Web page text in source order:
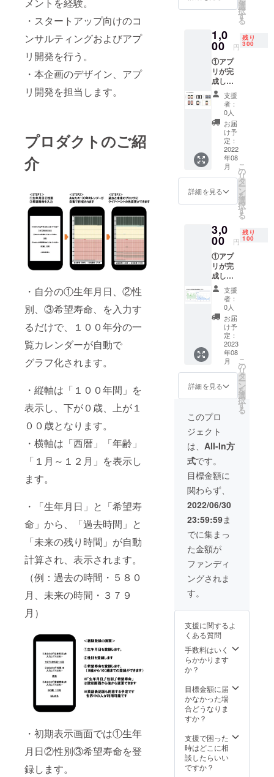
メントを経験。
・スタートアップ向けのコ
ンサルティングおよびアプ
リ開発を行う。
・本企画のデザイン、アプ
リ開発を担当します。
プロダクトのご紹
介
・自分の①生年月日、②性
別、③希望寿命、を入力す
るだけで、１００年分の一
覧カレンダーが自動で
グラフ化されます。
・縦軸は「１００年間」を
表示し、下が０歳、上が１
００歳となります。
・横軸は「西暦」「年齢」
「１月～１２月」を表示し
ます。
・「生年月日」と「希望寿
命」から、「過去時間」と
「未来の残り時間」が自動
計算され、表示されます。
（例：過去の時間・５８０
月、未来の時間・３７９
月）
・初期表示画面では①生年
月日②性別③希望寿命を登
録します。
・本事業の
設計、デザ
イン原案、
運営、を担
当します。
選
択
す
る
1,0
00 円
残り
300
①アプ
リが完
成した
際に、
「お礼
のメー
ル」と
「アプ
リの
URL」
をメー
ルでお
送りし
ます。
②企画
で、試
行錯誤
の過程
がわか
る企画
書の
データ
一式
（PDF
、１０
枚程
度）を
メール
でお送
りしま
す。
支援
者：
0人
お届
け予
定：
2022
年08
月
詳細を見る
こ
の
リ
タ
ー
ン
を
選
択
す
る
3,0
00 円
残り
100
①アプ
リが完
成した
際に、
「お礼
のメー
ル」と
「アプ
リの
URL」
をメー
ルでお
送りし
ます。
②企画
成ま
で、試
行錯誤
の過程
がわか
る企画
書の
データ
一式
（PDF
、１０
枚程
度）を
メール
でお送
りしま
す。 ③
アプリ
に事業
要資料
（PDF
、５枚
程度）
送りし
ます。
（ア
広告収
入、運
営原
価、損
支援
者：
0人
お届
け予
定：
2023
年08
月
詳細を見る
こ
の
リ
タ
ー
ン
を
選
択
す
る
このプロ
ジェクト
は、 All-In方
式です。
目標金額に
関わらず、
2022/06/30
23:59:59ま
でに集まっ
た金額が
ファンディ
ングされま
す。
支援に関するよ
くある質問
手数料はいく
らかかります
か？
目標金額に届
かなかった場
合どうなりま
すか？
支援で困った
時はどこに相
談したらいい
ですか？